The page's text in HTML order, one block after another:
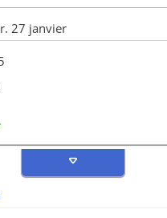
27 janvier